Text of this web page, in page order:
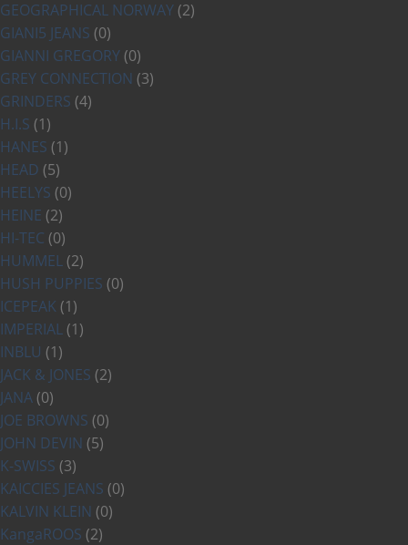
GEOGRAPHICAL NORWAY (2)
GIANI5 JEANS (0)
GIANNI GREGORY (0)
GREY CONNECTION (3)
GRINDERS (4)
H.I.S (1)
HANES (1)
HEAD (5)
HEELYS (0)
HEINE (2)
HI-TEC (0)
HUMMEL (2)
HUSH PUPPIES (0)
ICEPEAK (1)
IMPERIAL (1)
INBLU (1)
JACK & JONES (2)
JANA (0)
JOE BROWNS (0)
JOHN DEVIN (5)
K-SWISS (3)
KAICCIES JEANS (0)
KALVIN KLEIN (0)
KangaROOS (2)